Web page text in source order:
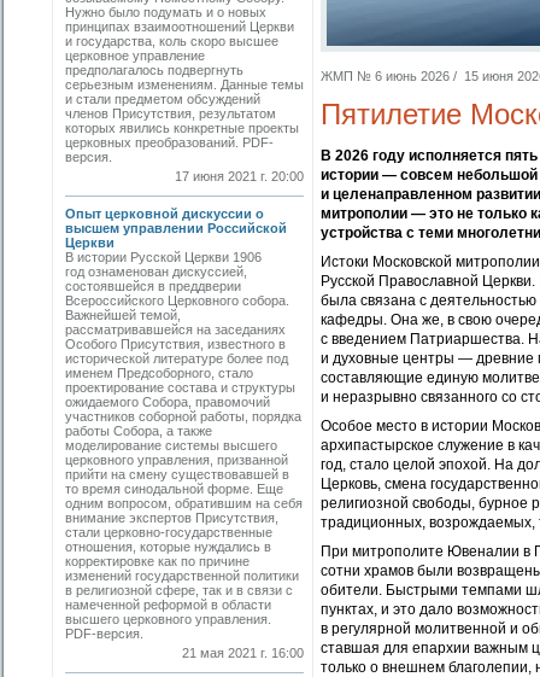
Нужно было подумать и о новых
принципах взаимоотношений Церкви
и государства, коль скоро высшее
церковное управление
предполагалось подвергнуть
серьезным изменениям. Данные темы
и стали предметом обсуждений
членов Присутствия, результатом
которых явились конкретные проекты
церковных преобразований. PDF-
версия.
17 июня 2021 г. 20:00
Опыт церковной дискуссии о
высшем управлении Российской
Церкви
В истории Русской Церкви 1906
год ознаменован дискуссией,
состоявшейся в преддверии
Всероссийского Церковного собора.
Важнейшей темой,
рассматривавшейся на заседаниях
Особого Присутствия, известного в
исторической литературе более под
именем Предсоборного, стало
проектирование состава и структуры
ожидаемого Собора, правомочий
участников соборной работы, порядка
работы Собора, а также
моделирование системы высшего
церковного управления, призванной
прийти на смену существовавшей в
то время синодальной форме. Еще
одним вопросом, обратившим на себя
внимание экспертов Присутствия,
стали церковно-государственные
отношения, которые нуждались в
корректировке как по причине
изменений государственной политики
в религиозной сфере, так и в связи с
намеченной реформой в области
высшего церковного управления.
PDF-версия.
21 мая 2021 г. 16:00
ЖМП № 6 июнь 2026 / 15 июня
Пятилетие
В 2026 году исполняется
истории — совсем небольшой
и целенаправленном
митрополии — это не только
устройства с теми
Истоки Московской
Русской Православной
была связана с
кафедры. Она же, в свою
с введением Патриаршества.
и духовные центры — древние
составляющие единую
и неразрывно связанного со
Особое место в истории
архипастырское служение в
год, стало целой эпохой. На
Церковь, смена
религиозной свободы, бурное
традиционных, возрождаемых,
При митрополите Ювеналии в
сотни храмов были
обители. Быстрыми темпами
пунктах, и это дало
в регулярной молитвенной и
ставшая для епархии важным
только о внешнем благолепии,